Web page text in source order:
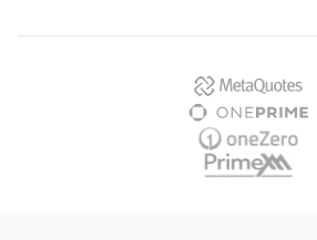
OnePrime
OneZero
PrimeXM